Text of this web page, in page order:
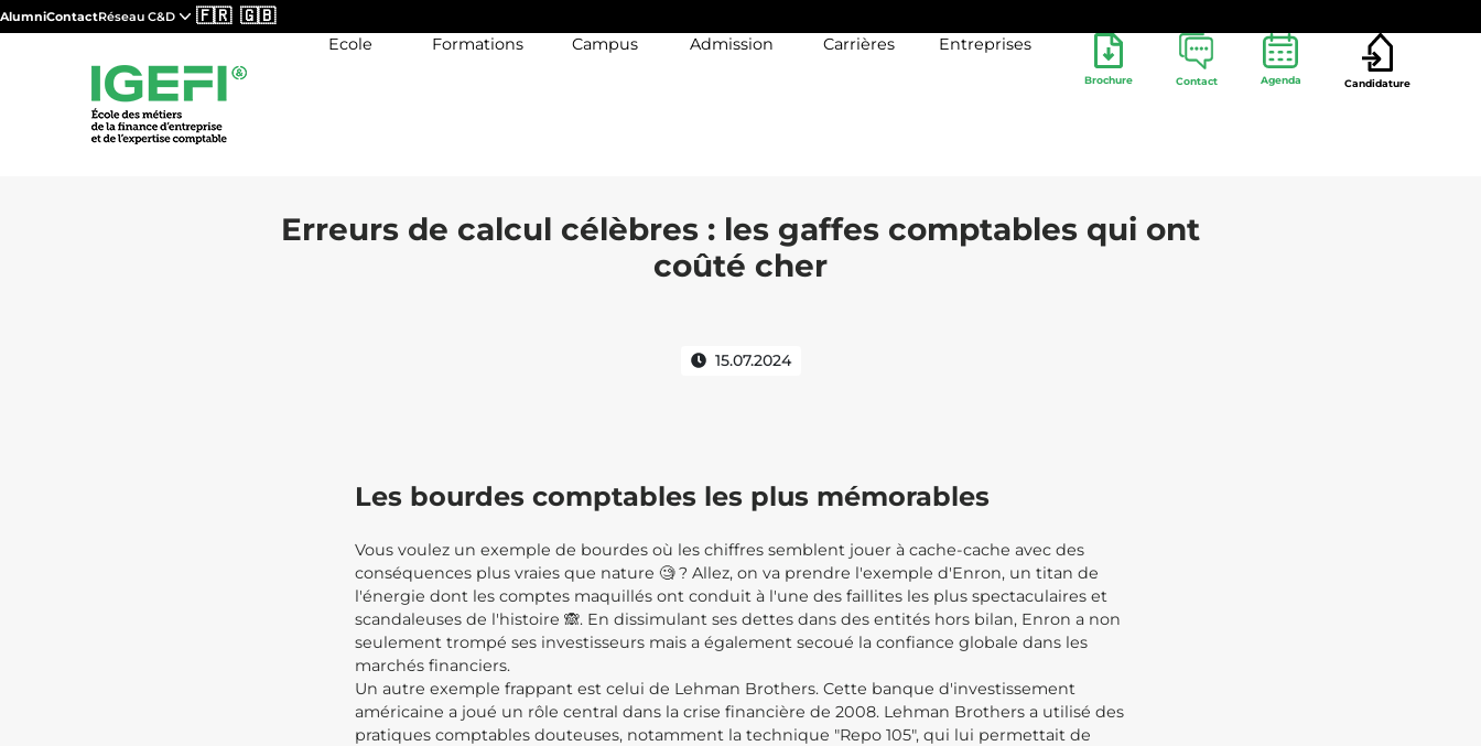
AlumniContactRéseau C&D 🇫🇷 🇬🇧
Ecole Formations Campus Admission Carrières Entreprises
Brochure Contact Agenda Candidature
Erreurs de calcul célèbres : les gaffes comptables qui ont
coûté cher
15.07.2024
Les bourdes comptables les plus mémorables
Vous voulez un exemple de bourdes où les chiffres semblent jouer à cache-cache avec des
conséquences plus vraies que nature 🧐 ? Allez, on va prendre l'exemple d'Enron, un titan de
l'énergie dont les comptes maquillés ont conduit à l'une des faillites les plus spectaculaires et
scandaleuses de l'histoire 🙈. En dissimulant ses dettes dans des entités hors bilan, Enron a non
seulement trompé ses investisseurs mais a également secoué la confiance globale dans les
marchés financiers.
Un autre exemple frappant est celui de Lehman Brothers. Cette banque d'investissement
américaine a joué un rôle central dans la crise financière de 2008. Lehman Brothers a utilisé des
pratiques comptables douteuses, notamment la technique "Repo 105", qui lui permettait de